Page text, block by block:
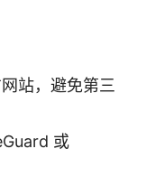
站，避免第三
或